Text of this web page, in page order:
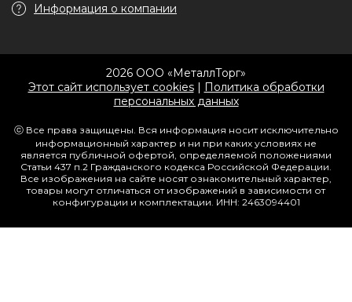
Информация о компании
2026 ООО «МеталлТорг»
Этот сайт использует cookies| Политика обработки
персональных данных
ⓒ Все права защищены. Вся информация носит исключительно
информационный характер и ни при каких условиях не
является публичной офертой, определяемой положениями
Статьи 437 п.2 Гражданского кодекса Российской Федерации.
Все изображения на сайте носят ознакомительный характер,
товары могут отличаться от изображений в зависимости от
конфигурации и комплектации. ИНН: 2463094401